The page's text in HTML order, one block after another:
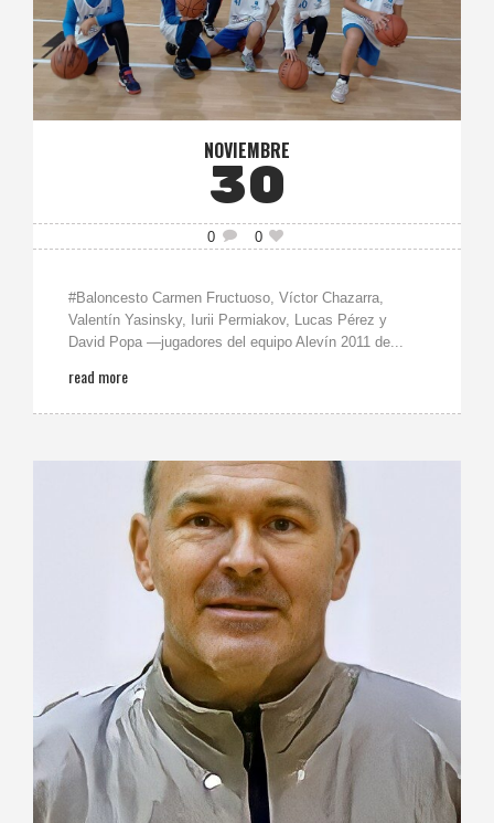
NOVIEMBRE
30
0 0
#Baloncesto Carmen Fructuoso, Víctor Chazarra,
Valentín Yasinsky, Iurii Permiakov, Lucas Pérez y
David Popa —jugadores del equipo Alevín 2011 de...
read more